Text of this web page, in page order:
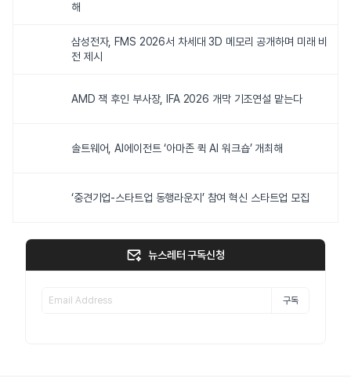
해
삼성전자, FMS 2026서 차세대 3D 메모리 공개하며 미래 비
전 제시
AMD 잭 후인 부사장, IFA 2026 개막 기조연설 맡는다
솔트웨어, AI에이전트 ‘아마존 퀵 AI 워크숍’ 개최해
‘중견기업-스타트업 동행라운지’ 참여 혁신 스타트업 모집
뉴스레터 구독신청
구독